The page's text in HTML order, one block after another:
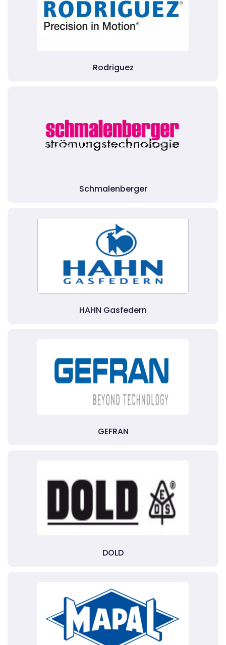
Rodriguez
Schmalenberger
HAHN Gasfedern
GEFRAN
DOLD